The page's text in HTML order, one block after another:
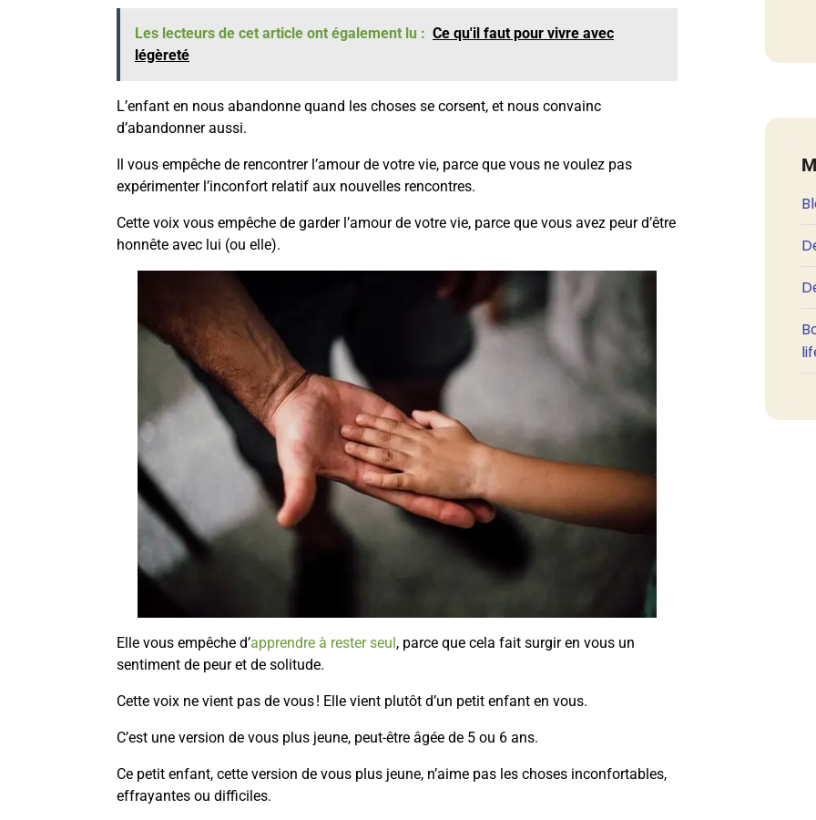
Les lecteurs de cet article ont également lu : Ce qu'il faut pour vivre avec
légèreté
L’enfant en nous abandonne quand les choses se corsent, et nous convainc
d’abandonner aussi.
Il vous empêche de rencontrer l’amour de votre vie, parce que vous ne voulez pas
expérimenter l’inconfort relatif aux nouvelles rencontres.
Cette voix vous empêche de garder l’amour de votre vie, parce que vous avez peur d’être
honnête avec lui (ou elle).
Elle vous empêche d’apprendre à rester seul, parce que cela fait surgir en vous un
sentiment de peur et de solitude.
Cette voix ne vient pas de vous ! Elle vient plutôt d’un petit enfant en vous.
C’est une version de vous plus jeune, peut-être âgée de 5 ou 6 ans.
Ce petit enfant, cette version de vous plus jeune, n’aime pas les choses inconfortables,
effrayantes ou difficiles.